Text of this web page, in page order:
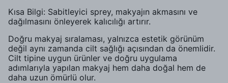
Kısa Bilgi: Sabitleyici sprey, makyajın akmasını ve
dağılmasını önleyerek kalıcılığı artırır.
Doğru makyaj sıralaması, yalnızca estetik görünüm
değil aynı zamanda cilt sağlığı açısından da önemlidir.
Cilt tipine uygun ürünler ve doğru uygulama
adımlarıyla yapılan makyaj hem daha doğal hem de
daha uzun ömürlü olur.